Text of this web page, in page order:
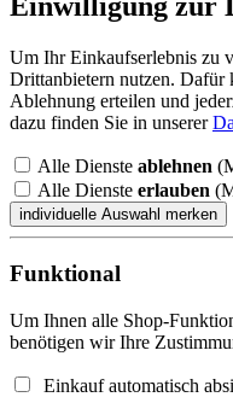
Um Ihr Einkaufserlebnis zu
Drittanbietern nutzen.
Ablehnung erteilen und
dazu finden Sie in unserer
Alle Dienste ablehnen
Alle Dienste erlauben
Funktional
Um Ihnen alle Shop-
benötigen wir Ihre
Einkauf automatisch